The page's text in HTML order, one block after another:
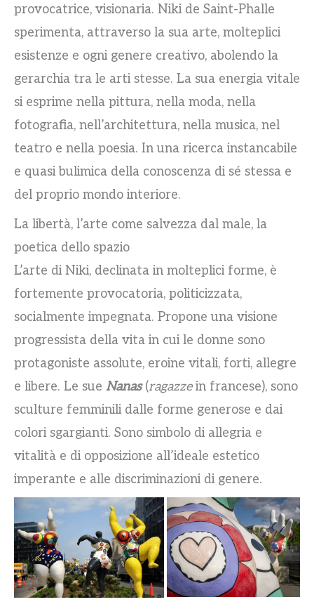
provocatrice, visionaria. Niki de Saint-Phalle
sperimenta, attraverso la sua arte, molteplici
esistenze e ogni genere creativo, abolendo la
gerarchia tra le arti stesse. La sua energia vitale
si esprime nella pittura, nella moda, nella
fotografia, nell’architettura, nella musica, nel
teatro e nella poesia. In una ricerca instancabile
e quasi bulimica della conoscenza di sé stessa e
del proprio mondo interiore.
La libertà, l’arte come salvezza dal male, la
poetica dello spazio
L’arte di Niki, declinata in molteplici forme, è
fortemente provocatoria, politicizzata,
socialmente impegnata. Propone una visione
progressista della vita in cui le donne sono
protagoniste assolute, eroine vitali, forti, allegre
e libere. Le sue Nanas(ragazzein francese), sono
sculture femminili dalle forme generose e dai
colori sgargianti. Sono simbolo di allegria e
vitalità e di opposizione all’ideale estetico
imperante e alle discriminazioni di genere.